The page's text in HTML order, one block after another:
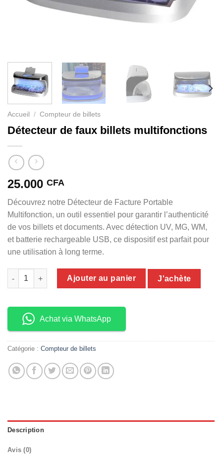
Accueil / Compteur de billets
Détecteur de faux billets multifonctions
25.000 CFA
Découvrez notre Détecteur de Facture Portable
Multifonction, un outil essentiel pour garantir l’authenticité
de vos billets et documents. Avec détection UV, MG, WM,
et batterie rechargeable USB, ce dispositif est parfait pour
une utilisation à long terme.
quantité de Détecteur de faux billets multifonctions
Ajouter au panier J'achète
Achat via WhatsApp
Catégorie : Compteur de billets
Description
Avis (0)